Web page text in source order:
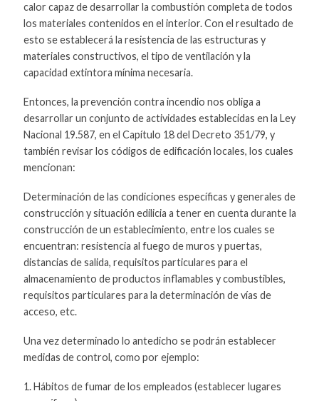
calor capaz de desarrollar la combustión completa de todos
los materiales contenidos en el interior. Con el resultado de
esto se establecerá la resistencia de las estructuras y
materiales constructivos, el tipo de ventilación y la
capacidad extintora mínima necesaria.
Entonces, la prevención contra incendio nos obliga a
desarrollar un conjunto de actividades establecidas en la Ley
Nacional 19.587, en el Capítulo 18 del Decreto 351/79, y
también revisar los códigos de edificación locales, los cuales
mencionan:
Determinación de las condiciones específicas y generales de
construcción y situación edilicia a tener en cuenta durante la
construcción de un establecimiento, entre los cuales se
encuentran: resistencia al fuego de muros y puertas,
distancias de salida, requisitos particulares para el
almacenamiento de productos inflamables y combustibles,
requisitos particulares para la determinación de vías de
acceso, etc.
Una vez determinado lo antedicho se podrán establecer
medidas de control, como por ejemplo:
1. Hábitos de fumar de los empleados (establecer lugares